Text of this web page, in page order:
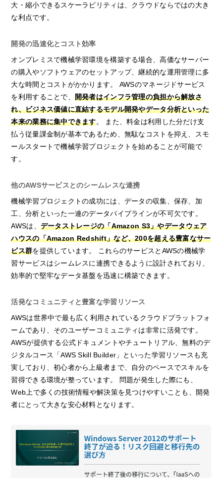
大・縮小できるスケーラビリティは、クラウドならではの大き
な利点です。
開発の迅速化とコスト効率
オンプレミスで機械学習環境を構築する場合、高価なサーバー
の購入やソフトウェアのセットアップ、継続的な運用管理に多
大な時間とコストがかかります。 AWSのマネージドサービス
を利用することで、 開発者はインフラ管理の負担から解放さ
れ、ビジネス価値に直結するモデル開発やデータ分析といった
本来の業務に集中できます。 また、料金は利用した分だけ支
払う従量課金制が基本であるため、無駄なコストを抑え、スモ
ールスタートで機械学習プロジェクトを始めることが可能で
す。
他のAWSサービスとのシームレスな連携
機械学習プロジェクトの成功には、データの収集、保存、加
工、分析といった一連のデータパイプラインが不可欠です。
AWSは、 データストレージの「Amazon S3」やデータウェア
ハウスの「Amazon Redshift」など、200を超える豊富なサー
ビス群を提供しています。 これらのサービスとAWSの機械学
習サービスはシームレスに連携できるように設計されており、
効率的で堅牢なデータ基盤を迅速に構築できます。
活発なコミュニティと豊富な学習リソース
AWSは世界中で最も広く利用されているクラウドプラットフォ
ームであり、そのユーザーコミュニティは非常に活発です。
AWSが提供する公式ドキュメントやチュートリアル、無料のデ
ジタルコース「AWS Skill Builder」といった学習リソースも充
実しており、初心者から上級者まで、自分のペースでスキルを
習得できる環境が整っています。 問題が発生した際にも、
Web上で多くの技術情報や解決策を見つけやすいことも、開発
者にとって大きな安心材料となります。